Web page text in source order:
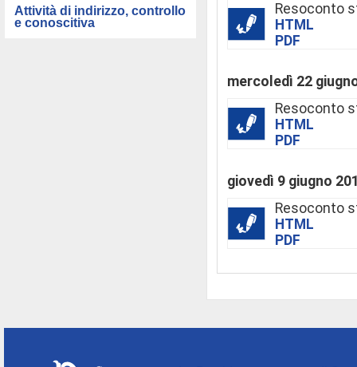
Attività di indirizzo, controllo
e conoscitiva
Resoconto
HTML
PDF
mercoledì 22
Resoconto
HTML
PDF
giovedì 9 giugno
Resoconto
HTML
PDF